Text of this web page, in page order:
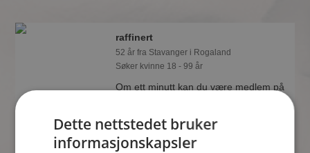
raffinert
52 år fra Stavanger i Rogaland
Søker kvinne 18 - 99 år
Om ett minutt kan du være medlem på
lettere å finne kjærligheten på nettet!
Dette nettstedet bruker
informasjonskapsler